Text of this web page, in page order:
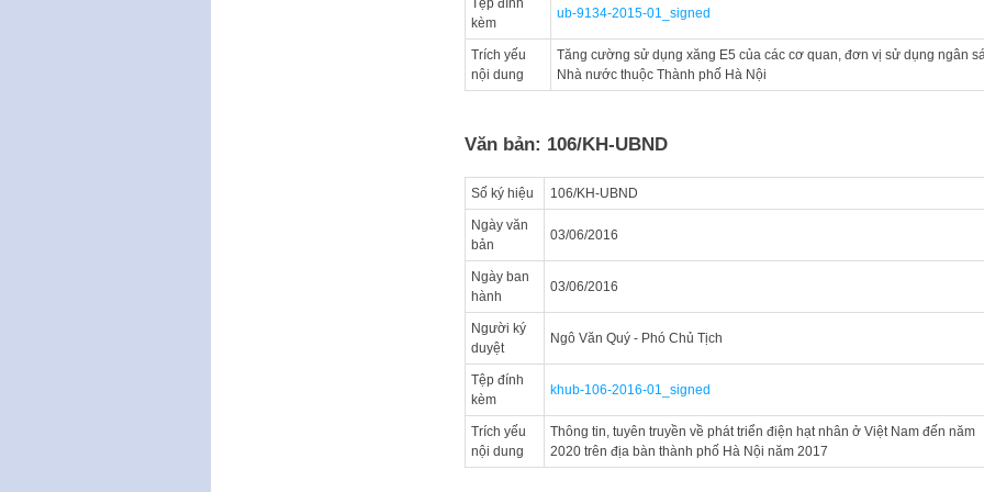
kèm
ub-9134-2015-01_signed
Trích yếu
nội dung
Tăng cường sử dụng xăng E5 của các cơ quan, đơn vị sử dụng ngân
Nhà nước thuộc Thành phố Hà Nội
Văn bản: 106/KH-UBND
Số ký hiệu 106/KH-UBND
Ngày văn
bản
03/06/2016
Ngày ban
hành
03/06/2016
Người ký
duyệt
Ngô Văn Quý - Phó Chủ Tịch
Tệp đính
kèm
khub-106-2016-01_signed
Trích yếu
nội dung
Thông tin, tuyên truyền về phát triển điện hạt nhân ở Việt Nam đến năm
2020 trên địa bàn thành phố Hà Nội năm 2017